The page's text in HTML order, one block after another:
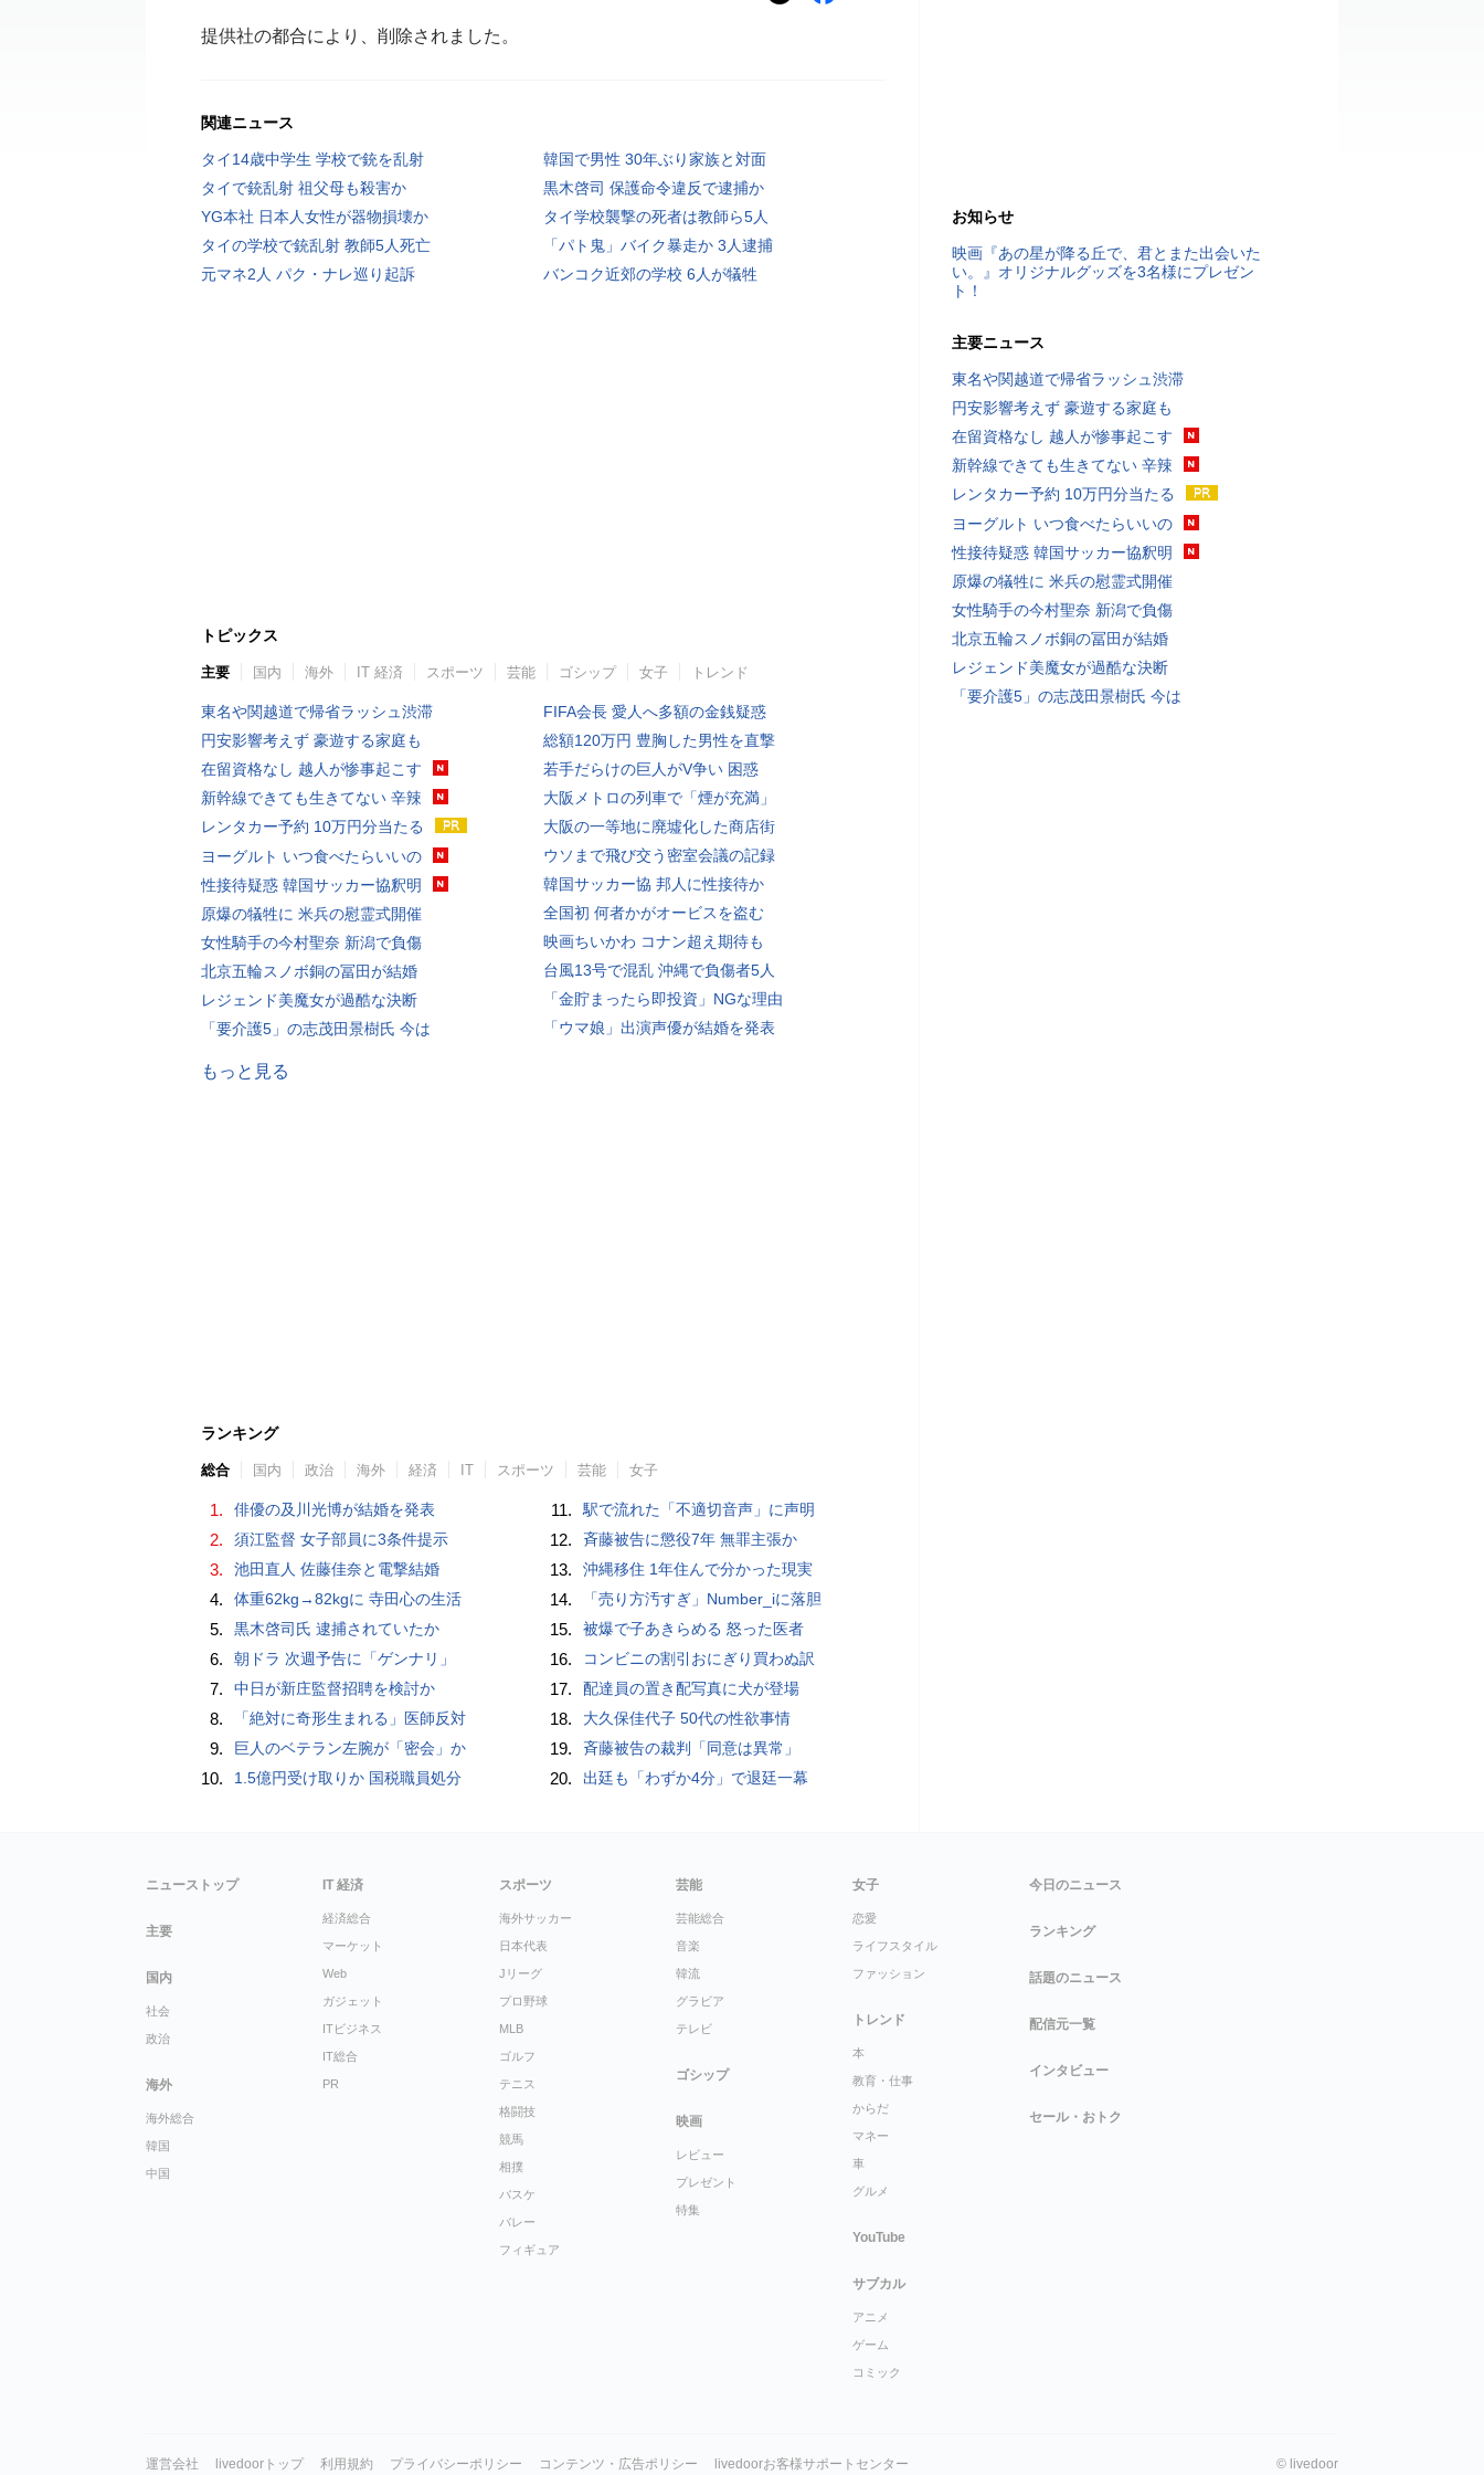
提供社の都合により、削除されました。
関連ニュース
タイ14歳中学生 学校で銃を乱射
韓国で男性 30年ぶり家族と対面
タイで銃乱射 祖父母も殺害か
黒木啓司 保護命令違反で逮捕か
YG本社 日本人女性が器物損壊か
タイ学校襲撃の死者は教師ら5人
タイの学校で銃乱射 教師5人死亡
「パト鬼」バイク暴走か 3人逮捕
元マネ2人 パク・ナレ巡り起訴
バンコク近郊の学校 6人が犠牲
トピックス
主要 国内 海外 IT 経済 スポーツ 芸能 ゴシップ 女子 トレンド
東名や関越道で帰省ラッシュ渋滞
円安影響考えず 豪遊する家庭も
在留資格なし 越人が惨事起こす
新幹線できても生きてない 辛辣
レンタカー予約 10万円分当たる
ヨーグルト いつ食べたらいいの
性接待疑惑 韓国サッカー協釈明
原爆の犠牲に 米兵の慰霊式開催
女性騎手の今村聖奈 新潟で負傷
北京五輪スノボ銅の冨田が結婚
レジェンド美魔女が過酷な決断
「要介護5」の志茂田景樹氏 今は
FIFA会長 愛人へ多額の金銭疑惑
総額120万円 豊胸した男性を直撃
若手だらけの巨人がV争い 困惑
大阪メトロの列車で「煙が充満」
大阪の一等地に廃墟化した商店街
ウソまで飛び交う密室会議の記録
韓国サッカー協 邦人に性接待か
全国初 何者かがオービスを盗む
映画ちいかわ コナン超え期待も
台風13号で混乱 沖縄で負傷者5人
「金貯まったら即投資」NGな理由
「ウマ娘」出演声優が結婚を発表
もっと見る
ランキング
総合 国内 政治 海外 経済 IT スポーツ 芸能 女子
1. 俳優の及川光博が結婚を発表
2. 須江監督 女子部員に3条件提示
3. 池田直人 佐藤佳奈と電撃結婚
4. 体重62kg→82kgに 寺田心の生活
5. 黒木啓司氏 逮捕されていたか
6. 朝ドラ 次週予告に「ゲンナリ」
7. 中日が新庄監督招聘を検討か
8. 「絶対に奇形生まれる」医師反対
9. 巨人のベテラン左腕が「密会」か
10. 1.5億円受け取りか 国税職員処分
11. 駅で流れた「不適切音声」に声明
12. 斉藤被告に懲役7年 無罪主張か
13. 沖縄移住 1年住んで分かった現実
14. 「売り方汚すぎ」Number_iに落胆
15. 被爆で子あきらめる 怒った医者
16. コンビニの割引おにぎり買わぬ訳
17. 配達員の置き配写真に犬が登場
18. 大久保佳代子 50代の性欲事情
19. 斉藤被告の裁判「同意は異常」
20. 出廷も「わずか4分」で退廷一幕
お知らせ
映画『あの星が降る丘で、君とまた出会いた
い。』オリジナルグッズを3名様にプレゼン
ト！
主要ニュース
東名や関越道で帰省ラッシュ渋滞
円安影響考えず 豪遊する家庭も
在留資格なし 越人が惨事起こす
新幹線できても生きてない 辛辣
レンタカー予約 10万円分当たる
ヨーグルト いつ食べたらいいの
性接待疑惑 韓国サッカー協釈明
原爆の犠牲に 米兵の慰霊式開催
女性騎手の今村聖奈 新潟で負傷
北京五輪スノボ銅の冨田が結婚
レジェンド美魔女が過酷な決断
「要介護5」の志茂田景樹氏 今は
ニューストップ
主要
国内
社会
政治
海外
海外総合
韓国
中国
IT 経済
経済総合
マーケット
Web
ガジェット
ITビジネス
IT総合
PR
スポーツ
海外サッカー
日本代表
Jリーグ
プロ野球
MLB
ゴルフ
テニス
格闘技
競馬
相撲
バスケ
バレー
フィギュア
芸能
芸能総合
音楽
韓流
グラビア
テレビ
ゴシップ
映画
レビュー
プレゼント
特集
女子
恋愛
ライフスタイル
ファッション
トレンド
本
教育・仕事
からだ
マネー
車
グルメ
YouTube
サブカル
アニメ
ゲーム
コミック
今日のニュース
ランキング
話題のニュース
配信元一覧
インタビュー
セール・おトク
運営会社 livedoorトップ 利用規約 プライバシーポリシー コンテンツ・広告ポリシー livedoorお客様サポートセンター © livedoor